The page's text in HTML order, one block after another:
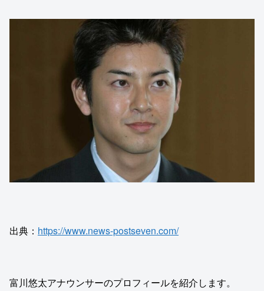
出典： https://www.news-postseven.com/
富川悠太アナウンサーのプロフィールを紹介します。